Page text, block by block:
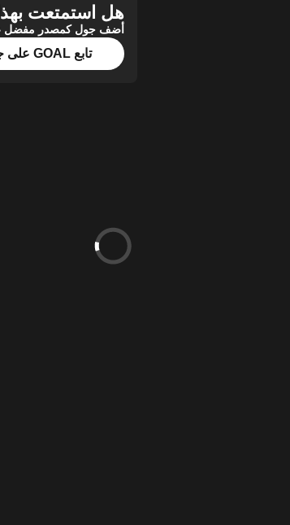
هل استمتعت
أضف جول كمصدر مفضل
تابع GOAL على جوجل